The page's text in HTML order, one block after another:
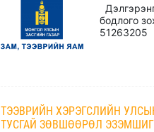
бодлого
51263205
ТЭЭВРИЙН ХЭРЭГСЛИЙН
ТУСГАЙ ЗӨВШӨӨРӨЛ